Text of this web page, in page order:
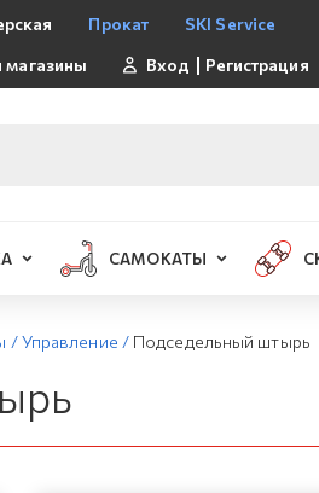
Прокат
SKI Service
Вход Регистрация
САМОКАТЫ
/Управление / Подседельный штырь